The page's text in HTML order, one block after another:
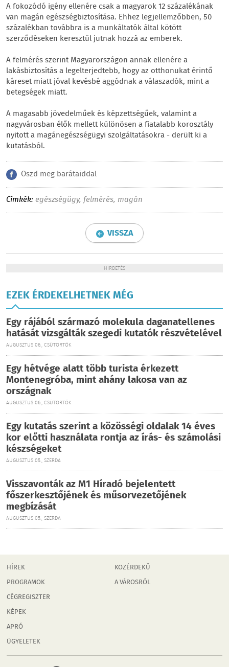
A fokozódó igény ellenére csak a magyarok 12 százalékának
van magán egészségbiztosítása. Ehhez legjellemzőbben, 50
százalékban továbbra is a munkáltatók által kötött
szerződéseken keresztül jutnak hozzá az emberek.
A felmérés szerint Magyarországon annak ellenére a
lakásbiztosítás a legelterjedtebb, hogy az otthonukat érintő
káreset miatt jóval kevésbé aggódnak a válaszadók, mint a
betegségek miatt.
A magasabb jövedelműek és képzettségűek, valamint a
nagyvárosban élők mellett különösen a fiatalabb korosztály
nyitott a magánegészségügyi szolgáltatásokra - derült ki a
kutatásból.
Oszd meg barátaiddal
Címkék: egészségügy,felmérés, magán
VISSZA
HIRDETÉS
EZEK ÉRDEKELHETNEK MÉG
Egy rájából származó molekula daganatellenes
hatását vizsgálták szegedi kutatók részvételével
AUGUSZTUS 06., CSÜTÖRTÖK
Egy hétvége alatt több turista érkezett
Montenegróba, mint ahány lakosa van az
országnak
AUGUSZTUS 06., CSÜTÖRTÖK
Egy kutatás szerint a közösségi oldalak 14 éves
kor előtti használata rontja az írás- és számolási
készségeket
AUGUSZTUS 05., SZERDA
Visszavonták az M1 Híradó bejelentett
főszerkesztőjének és műsorvezetőjének
megbízását
AUGUSZTUS 05., SZERDA
HÍREK
PROGRAMOK
CÉGREGISZTER
KÉPEK
APRÓ
ÜGYELETEK
KÖZÉRDEKŰ
A VÁROSRÓL